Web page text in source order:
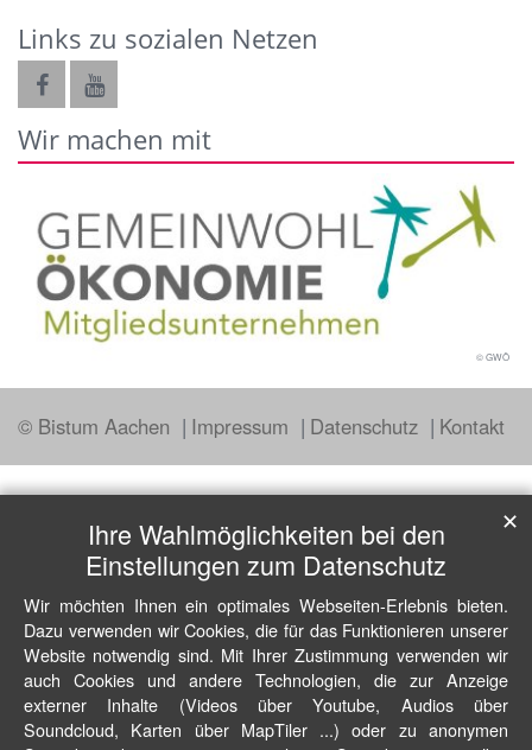
Links zu sozialen Netzen
Wir machen mit
© GWÖ
© Bistum Aachen Impressum Datenschutz Kontakt
Ihre Wahlmöglichkeiten bei den
Einstellungen zum Datenschutz
Wir möchten Ihnen ein optimales Webseiten-Erlebnis bieten.
Dazu verwenden wir Cookies, die für das Funktionieren unserer
Website notwendig sind. Mit Ihrer Zustimmung verwenden wir
auch Cookies und andere Technologien, die zur Anzeige
externer Inhalte (Videos über Youtube, Audios über
Soundcloud, Karten über MapTiler ...) oder zu anonymen
✕